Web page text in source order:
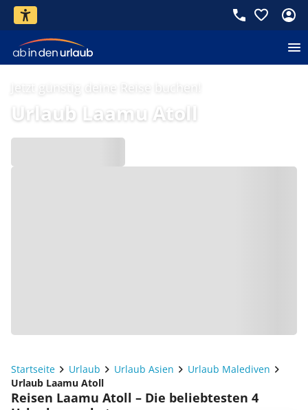
Jetzt günstig deine Reise buchen!
Urlaub Laamu Atoll
Startseite Urlaub Urlaub Asien
Urlaub Malediven
Urlaub Laamu Atoll
Reisen Laamu Atoll – Die beliebtesten 4